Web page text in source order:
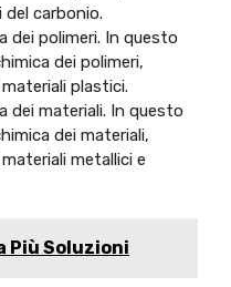
carbonio.
dei polimeri. In questo
dei polimeri,
plastici.
dei materiali. In questo
dei materiali,
metallici e
Più Soluzioni